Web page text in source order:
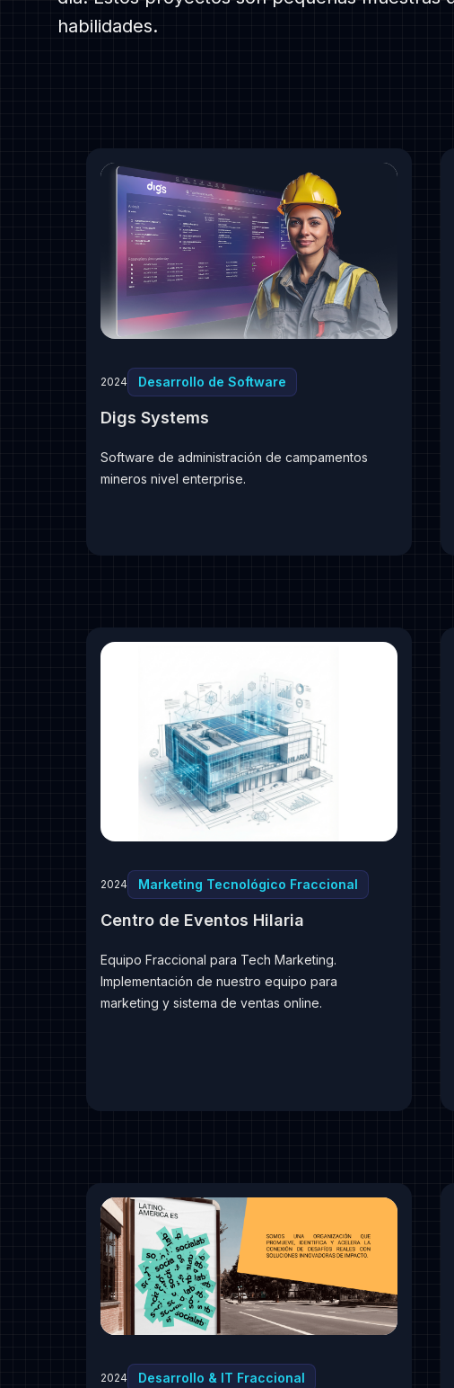
100% Remote
Santiago, Chile - Berlin & Kóln, Germany
Lahore, Pakistan
habilidades.
2024 Desarrollo de Software
Digs Systems
Software de administración de campamentos
mineros nivel enterprise.
2024 Marketing Tecnológico Fraccional
Centro de Eventos Hilaria
Equipo Fraccional para Tech Marketing.
Implementación de nuestro equipo para
marketing y sistema de ventas online.
2024 Desarrollo & IT Fraccional